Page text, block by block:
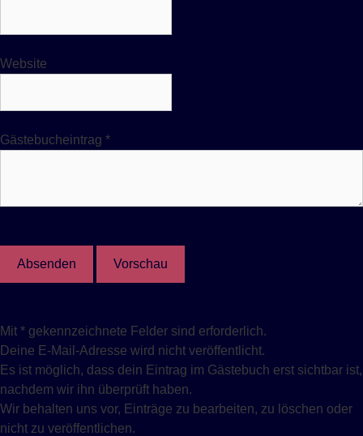
Website
Gästebucheintrag *
Mit * gekennzeichnete Felder sind erforderlich.
Deine E-Mail-Adresse wird nicht veröffentlicht.
Es ist möglich, dass dein Eintrag im Gästebuch erst sichtbar ist,
nachdem wir ihn überprüft haben.
Wir behalten uns vor, Einträge zu bearbeiten, zu löschen oder
nicht zu veröffentlichen.